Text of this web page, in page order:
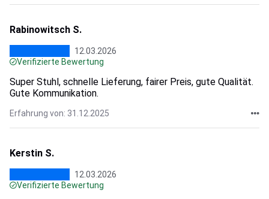
Rabinowitsch S.
12.03.2026
Verifizierte Bewertung
Super Stuhl, schnelle Lieferung, fairer Preis, gute Qualität.
Gute Kommunikation.
Erfahrung von: 31.12.2025
Kerstin S.
12.03.2026
Verifizierte Bewertung